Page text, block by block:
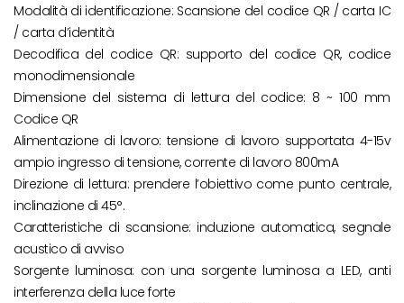
Modalità di identificazione: Scansione del codice QR / carta IC
/ carta d’identità
Decodifica del codice QR: supporto del codice QR, codice
monodimensionale
Dimensione del sistema di lettura del codice: 8 ~ 100 mm
Codice QR
Alimentazione di lavoro: tensione di lavoro supportata 4-15v
ampio ingresso di tensione, corrente di lavoro 800mA
Direzione di lettura: prendere l’obiettivo come punto centrale,
inclinazione di 45°.
Caratteristiche di scansione: induzione automatica, segnale
acustico di avviso
Sorgente luminosa: con una sorgente luminosa a LED, anti
interferenza della luce forte